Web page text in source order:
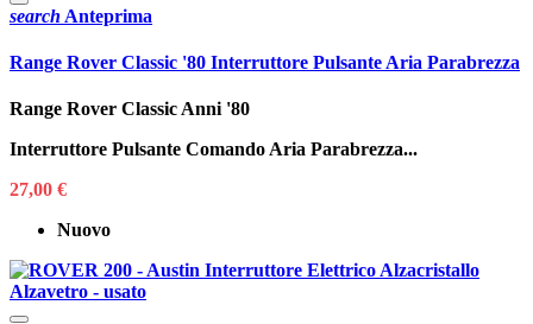
search Anteprima
Range Rover Classic '80 Interruttore Pulsante Aria Parabrezza
Range Rover Classic Anni '80
Interruttore Pulsante Comando Aria Parabrezza...
27,00 €
Nuovo